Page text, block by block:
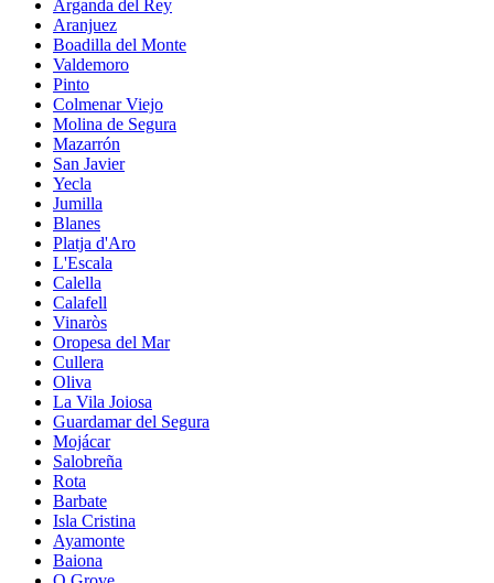
Arganda del Rey
Aranjuez
Boadilla del Monte
Valdemoro
Pinto
Colmenar Viejo
Molina de Segura
Mazarrón
San Javier
Yecla
Jumilla
Blanes
Platja d'Aro
L'Escala
Calella
Calafell
Vinaròs
Oropesa del Mar
Cullera
Oliva
La Vila Joiosa
Guardamar del Segura
Mojácar
Salobreña
Rota
Barbate
Isla Cristina
Ayamonte
Baiona